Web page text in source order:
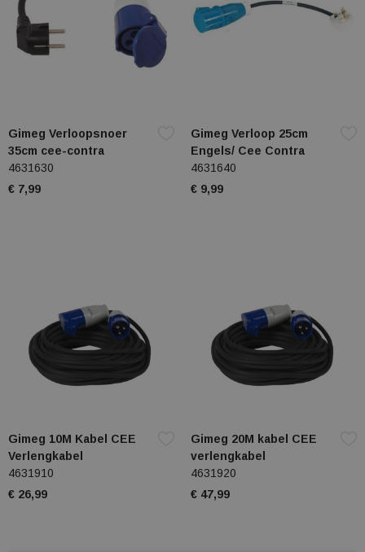
Gimeg Verloopsnoer
35cm cee-contra
4631630
€ 7,99
Gimeg Verloop 25cm
Engels/ Cee Contra
4631640
€ 9,99
Gimeg 10M Kabel CEE
Verlengkabel
4631910
€ 26,99
Gimeg 20M kabel CEE
verlengkabel
4631920
€ 47,99